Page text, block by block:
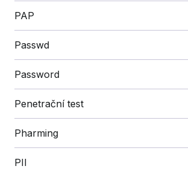
PAP
Passwd
Password
Penetrační test
Pharming
PII